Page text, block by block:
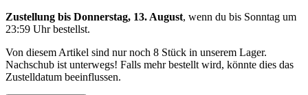
Zustellung bis Donnerstag, 13. August, wenn du bis Sonntag um
23:59 Uhrbestellst.
Von diesem Artikel sind nur noch 8 Stück in unserem Lager.
Nachschub ist unterwegs! Falls mehr bestellt wird, könnte dies das
Zustelldatum beeinflussen.